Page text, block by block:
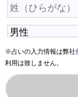
※占いの入力情報は弊社
利用は致しません。